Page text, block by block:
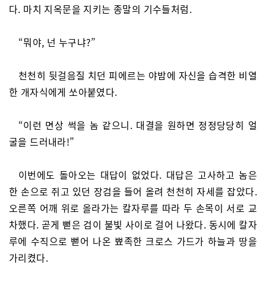
다. 마치 지옥문을 지키는 종말의 기수들처럼.
“뭐야, 넌 누구냐?”
천천히 뒷걸음질 치던 피에르는 야밤에 자신을 습격한 비열
한 개자식에게 쏘아붙였다.
“이런 면상 썩을 놈 같으니. 대결을 원하면 정정당당히 얼
굴을 드러내라!”
이번에도 돌아오는 대답이 없었다. 대답은 고사하고 놈은
한 손으로 쥐고 있던 장검을 들어 올려 천천히 자세를 잡았다.
오른쪽 어깨 위로 올라가는 칼자루를 따라 두 손목이 서로 교
차했다. 곧게 뻗은 검이 불빛 사이로 걸어 나왔다. 동시에 칼자
루에 수직으로 뻗어 나온 뾰족한 크로스 가드가 하늘과 땅을
가리켰다.